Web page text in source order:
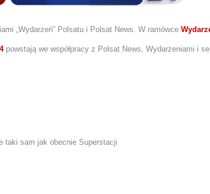
„Wydarzeń” Polsatu i Polsat News. W ramówce
powstają we współpracy z Polsat News, Wydarzeniami i
taki sam jak obecnie Superstacji